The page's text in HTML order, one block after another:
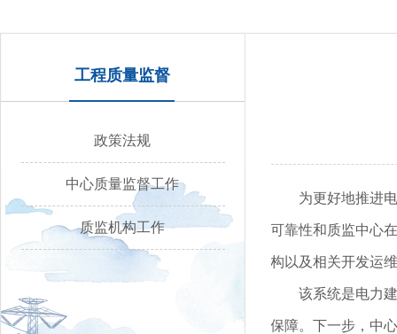
工程质量监督
政策法规
中心质量监督工作
质监机构工作
为更好地推进
可靠性和质监中心
构以及相关开发运
该系统是电力
保障。下一步，中